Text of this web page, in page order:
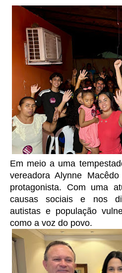
Em meio a uma
vereadora Alynne
protagonista. Com uma
causas sociais e nos
autistas e população
como a voz do povo.